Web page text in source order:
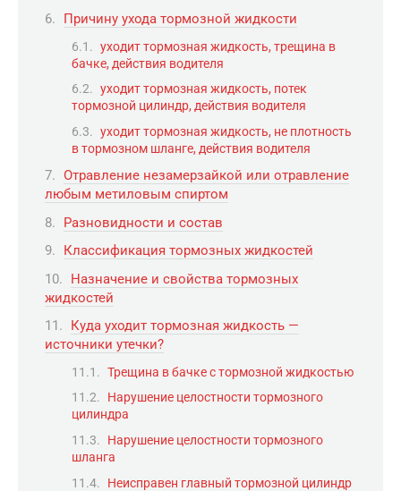
Причину ухода тормозной жидкости
уходит тормозная жидкость, трещина в
бачке, действия водителя
уходит тормозная жидкость, потек
тормозной цилиндр, действия водителя
уходит тормозная жидкость, не плотность
в тормозном шланге, действия водителя
Отравление незамерзайкой или отравление
любым метиловым спиртом
Разновидности и состав
Классификация тормозных жидкостей
Назначение и свойства тормозных
жидкостей
Куда уходит тормозная жидкость —
источники утечки?
Трещина в бачке с тормозной жидкостью
Нарушение целостности тормозного
цилиндра
Нарушение целостности тормозного
шланга
Неисправен главный тормозной цилиндр